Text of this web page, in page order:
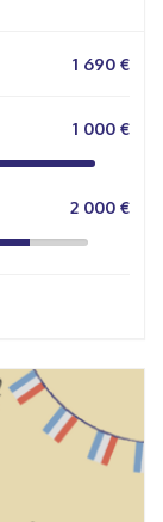
1 690 €
1 000 €
2 000 €